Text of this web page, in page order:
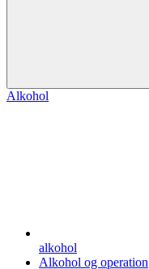
Alkohol
alkohol
Alkohol og operation